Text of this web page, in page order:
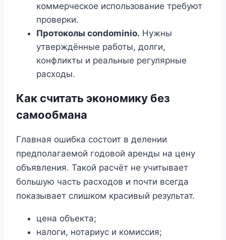
коммерческое использование требуют
проверки.
Протоколы condominio. Нужны
утверждённые работы, долги,
конфликты и реальные регулярные
расходы.
Как считать экономику без
самообмана
Главная ошибка состоит в делении
предполагаемой годовой аренды на цену
объявления. Такой расчёт не учитывает
большую часть расходов и почти всегда
показывает слишком красивый результат.
цена объекта;
налоги, нотариус и комиссия;